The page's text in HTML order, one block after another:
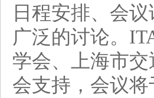
日程安排、会
广泛的讨论。
学会、上海市
会支持，会议